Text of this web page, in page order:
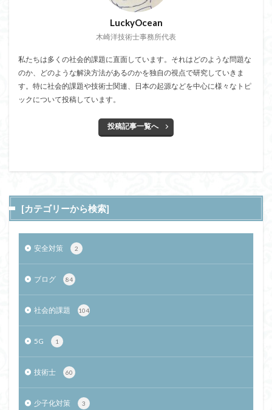
LuckyOcean
木崎洋技術士事務所代表
私たちは多くの社会的課題に直面しています。それはどのような問題な
のか、どのような解決方法があるのかを独自の視点で研究していきま
す。特に社会的課題や技術士関連、日本の起源などを中心に様々なトピ
ックについて投稿しています。
投稿記事一覧へ
[カテゴリーから検索]
安全対策 2
ブログ 84
社会的課題 104
5G 1
技術士 60
少子化対策 3